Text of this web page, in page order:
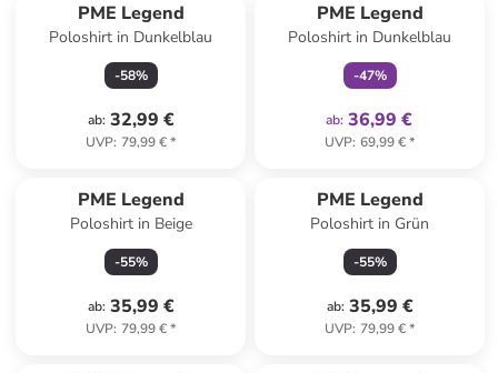
PME Legend
Poloshirt in Dunkelblau
-58%
ab: 32,99 €
UVP: 79,99 €*
PME Legend
Poloshirt in Dunkelblau
-47%
ab: 36,99 €
UVP: 69,99 €*
PME Legend
Poloshirt in Beige
-55%
ab: 35,99 €
UVP: 79,99 €*
PME Legend
Poloshirt in Grün
-55%
ab: 35,99 €
UVP: 79,99 €*